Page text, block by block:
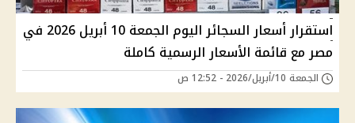
استقرار أسعار السجائر اليوم الجمعة 10 أبريل 2026 في
مصر مع قائمة الأسعار الرسمية كاملة
الجمعة 10/أبريل/2026 - 12:52 ص